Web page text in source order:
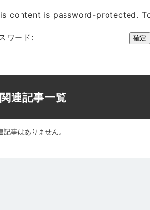
content is password-protected.
ワード:
関連記事一覧
記事はありません。